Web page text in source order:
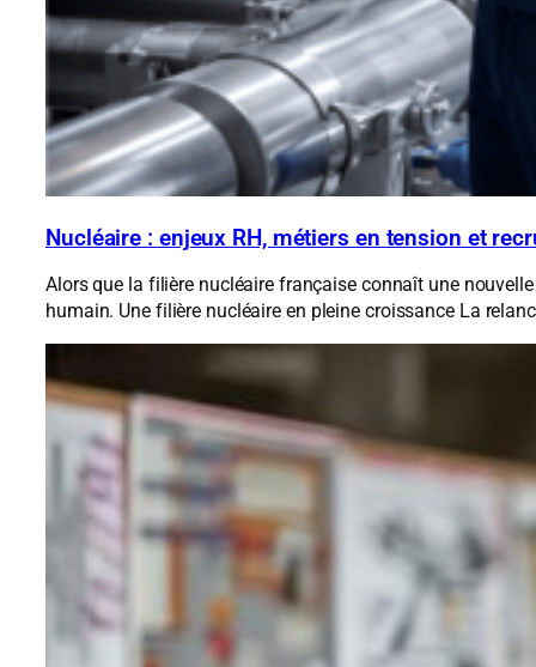
Nucléaire : enjeux RH, métiers en tension et
Alors que la filière nucléaire française connaît une
humain. Une filière nucléaire en pleine croissance​ La